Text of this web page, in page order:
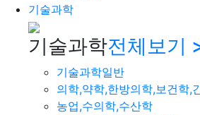
기술과학
기술과학전체보기
기술과학일반
의학,약학,한방의학,보건학,
농업,수의학,수산학